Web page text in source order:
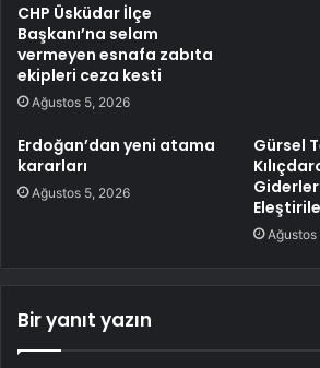
CHP Üsküdar İlçe
Başkanı’na selam
vermeyen esnafa zabıta
ekipleri ceza kesti
Ağustos 5, 2026
Erdoğan’dan yeni atama
kararları
Ağustos 5, 2026
Gürsel
Bir yanıt yazın